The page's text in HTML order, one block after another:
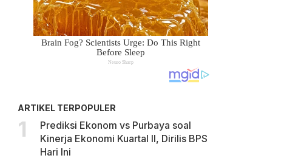
ARTIKEL TERPOPULER
Prediksi Ekonom vs Purbaya soal
Kinerja Ekonomi Kuartal II, Dirilis BPS
Hari Ini